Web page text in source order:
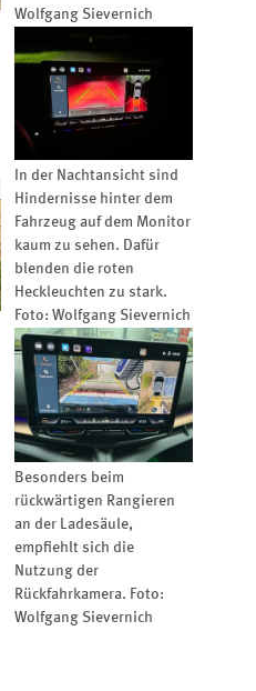
Wolfgang Sievernich
In der Nachtansicht sind
Hindernisse hinter dem
Fahrzeug auf dem Monitor
kaum zu sehen. Dafür
blenden die roten
Heckleuchten zu stark.
Foto: Wolfgang Sievernich
Besonders beim
rückwärtigen Rangieren
an der Ladesäule,
empfiehlt sich die
Nutzung der
Rückfahrkamera. Foto:
Wolfgang Sievernich